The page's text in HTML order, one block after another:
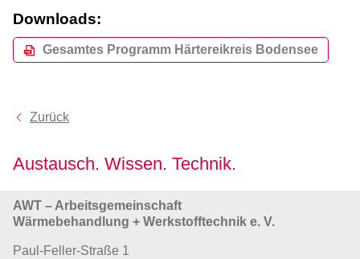
Downloads:
Gesamtes Programm Härtereikreis Bodensee
Zurück
Austausch. Wissen. Technik.
AWT – Arbeitsgemeinschaft
Wärmebehandlung + Werkstofftechnik e. V.
Paul-Feller-Straße 1